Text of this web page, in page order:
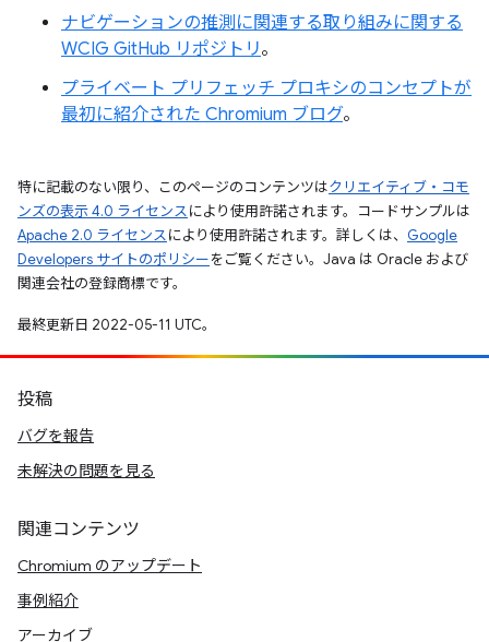
ナビゲーションの推測に関連する取り組みに関する
WCIG GitHub リポジトリ。
プライベート プリフェッチ プロキシのコンセプトが
最初に紹介された Chromium ブログ。
特に記載のない限り、このページのコンテンツはクリエイティブ・コモ
ンズの表示 4.0 ライセンスにより使用許諾されます。コードサンプルは
Apache 2.0 ライセンスにより使用許諾されます。詳しくは、 Google
Developers サイトのポリシーをご覧ください。Java は Oracle および
関連会社の登録商標です。
最終更新日 2022-05-11 UTC。
投稿
バグを報告
未解決の問題を見る
関連コンテンツ
Chromium のアップデート
事例紹介
アーカイブ